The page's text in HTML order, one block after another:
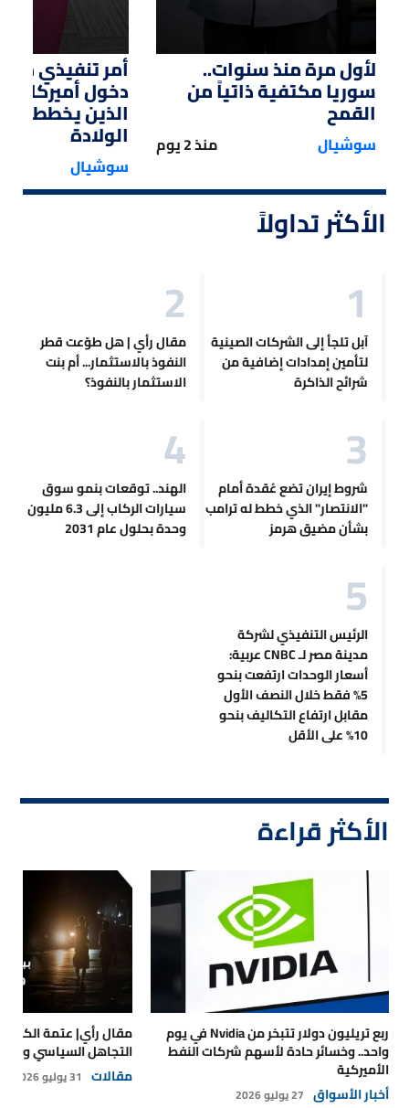
لأول مرة منذ سنوات..
سوريا مكتفية ذاتياً من
القمح
سوشيال منذ 2 يوم
أمر تنفيذي من
دخول أميركا
الذين يخططون
الولادة
سوشيال
الأكثر تداولاً
آبل تلجأ إلى الشركات الصينية
لتأمين إمدادات إضافية من
شرائح الذاكرة
مقال رأي | هل طوّعت قطر
النفوذ بالاستثمار... أم بنت
الاستثمار بالنفوذ؟
شروط إيران تضع عُقدة أمام
"الانتصار" الذي خطط له ترامب
بشأن مضيق هرمز
الهند.. توقعات بنمو سوق
سيارات الركاب إلى 6.3 مليون
وحدة بحلول عام 2031
الرئيس التنفيذي لشركة
مدينة مصر لـ CNBC عربية:
أسعار الوحدات ارتفعت بنحو
5% فقط خلال النصف الأول
مقابل ارتفاع التكاليف بنحو
10% على الأقل
الأكثر قراءة
ربع تريليون دولار تتبخر من Nvidia في يوم
واحد.. وخسائر حادة لأسهم شركات النفط
الأميركية
أخبار الأسواق 27 يوليو 2026
مقال رأي| عتمة
التجاهل السياسي
مقالات 31 يوليو 2026